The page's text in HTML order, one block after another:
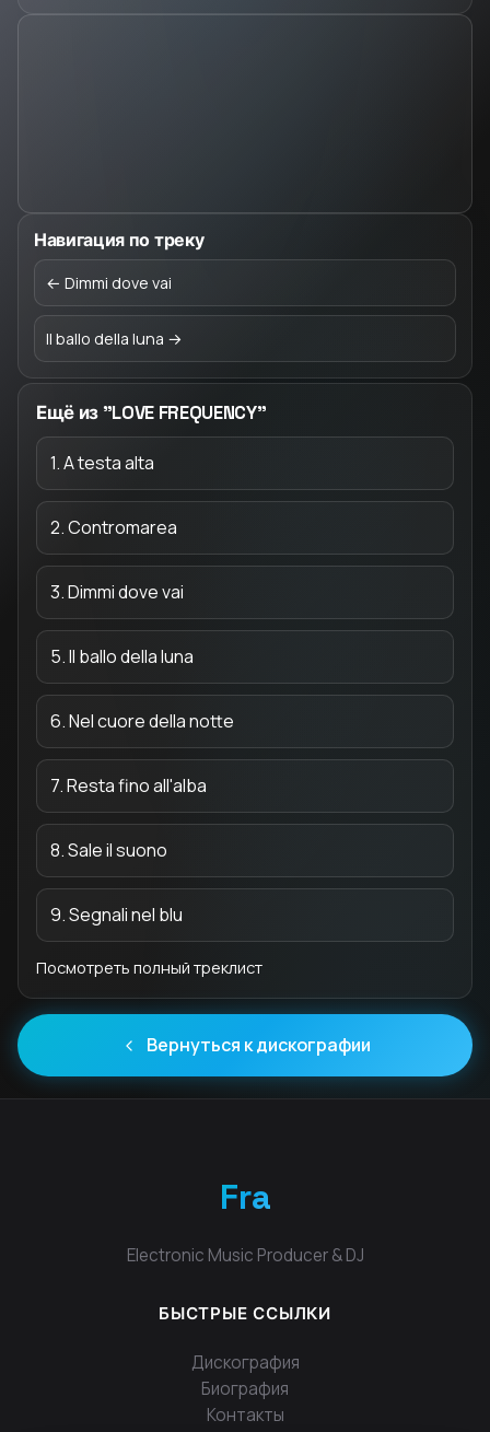
Навигация по треку
← Dimmi dove vai
Il ballo della luna →
Ещё из "LOVE FREQUENCY"
1. A testa alta
2. Contromarea
3. Dimmi dove vai
5. Il ballo della luna
6. Nel cuore della notte
7. Resta fino all'alba
8. Sale il suono
9. Segnali nel blu
Посмотреть полный треклист
Вернуться к дискографии
Fra
Electronic Music Producer & DJ
БЫСТРЫЕ ССЫЛКИ
Дискография
Биография
Контакты